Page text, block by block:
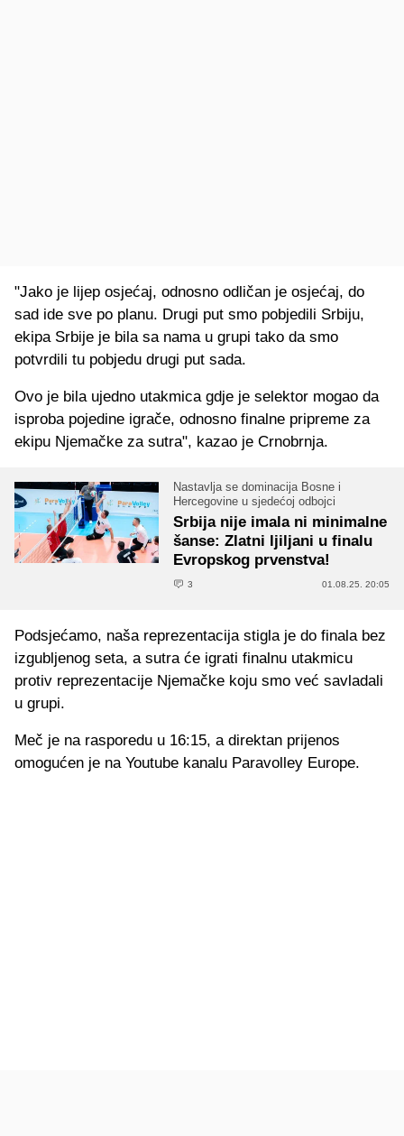
"Jako je lijep osjećaj, odnosno odličan je osjećaj, do
sad ide sve po planu. Drugi put smo pobjedili Srbiju,
ekipa Srbije je bila sa nama u grupi tako da smo
potvrdili tu pobjedu drugi put sada.
Ovo je bila ujedno utakmica gdje je selektor mogao da
isproba pojedine igrače, odnosno finalne pripreme za
ekipu Njemačke za sutra", kazao je Crnobrnja.
Nastavlja se dominacija Bosne i
Hercegovine u sjedećoj odbojci
Srbija nije imala ni minimalne
šanse: Zlatni ljiljani u finalu
Evropskog prvenstva!
3 01.08.25. 20:05
Podsjećamo, naša reprezentacija stigla je do finala bez
izgubljenog seta, a sutra će igrati finalnu utakmicu
protiv reprezentacije Njemačke koju smo već savladali
u grupi.
Meč je na rasporedu u 16:15, a direktan prijenos
omogućen je na Youtube kanalu Paravolley Europe.